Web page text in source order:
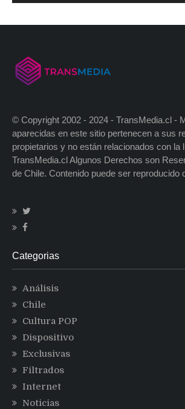
© Copyright 2002 - 2024 - TransMedia.cl -
aparecidas en este sitio pertenecen a sus
propietarios y no están relacionados con la
TransMedia.cl Algunos Derechos son
de Chile. Contenido puede ser reproducido
Categorias
Análisis
Chile
Cultura POP
Dispositivo
Exclusivas
Filtrados
Internet
Noticias